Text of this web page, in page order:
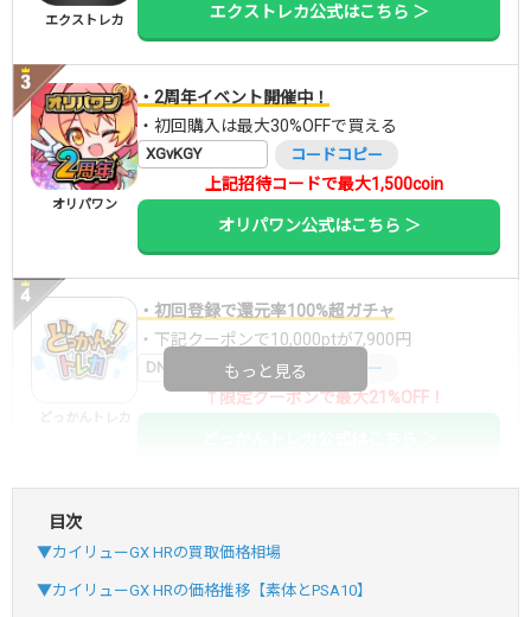
エクストレカ エクストレカ公式はこちら ＞
オリパワン
・2周年イベント開催中！
・初回購入は最大30%OFFで買える
XGvKGY コードコピー
上記招待コードで最大1,500coin
オリパワン公式はこちら ＞
・初回登録で還元率100%超ガチャ
・下記クーポンで10,000ptが7,900円
DNGBIF4X コードコピー
↑限定クーポンで最大21%OFF！
・新規登録で6種類アド確解禁
SVGC7P コードコピー
もっと見る
目次
▼カイリューGX HRの買取価格相場
▼カイリューGX HRの価格推移【素体とPSA10】